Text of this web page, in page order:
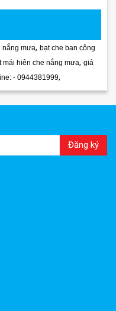
nắng mưa, bạt che ban công
mái hiên che nắng mưa, giá
- 0944381999,